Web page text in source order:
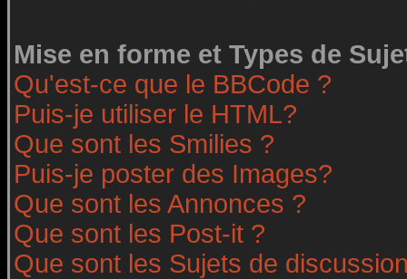
Mise en forme et Types de
Qu'est-ce que le BBCode ?
Puis-je utiliser le HTML?
Que sont les Smilies ?
Puis-je poster des Images?
Que sont les Annonces ?
Que sont les Post-it ?
Que sont les Sujets de